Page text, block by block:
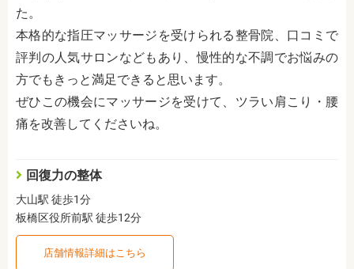
た。
本格的な指圧マッサージを受けられる整骨院、口コミで
評判の人気サロンなどもあり、慢性的な不調でお悩みの
方でもきっと満足できると思います。
ぜひこの機会にマッサージを受けて、ツラい肩こり・腰
痛を改善してくださいね。
回復力の整体
大山駅 徒歩1分
板橋区役所前駅 徒歩12分
店舗情報詳細はこちら